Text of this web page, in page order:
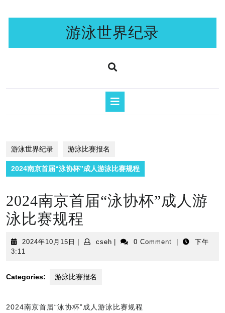
游泳世界纪录
游泳世界纪录 游泳比赛报名
2024南京首届“泳协杯”成人游泳比赛规程
2024南京首届“泳协杯”成人游
泳比赛规程
2024年10月15日 2024
15
cseh cseh 0 Comment
下午
3:11
Categories: 游泳比赛报名
2024南京首届“泳协杯”成人游泳比赛规程